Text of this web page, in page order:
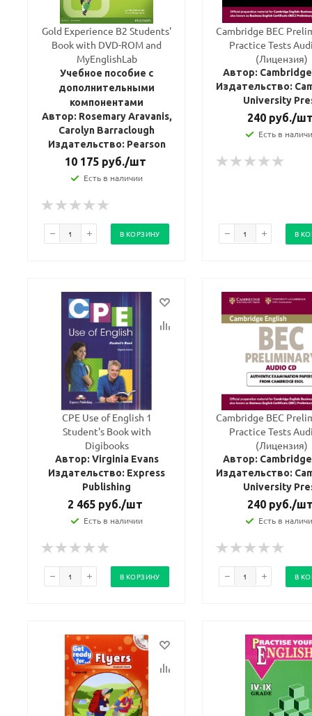
Gold Experience B2 Students'
Book with DVD-ROM and
MyEnglishLab
Учебное пособие с
дополнительными
компонентами
Автор: Rosemary Aravanis,
Carolyn Barraclough
Издательство: Pearson
10 175руб./шт
Есть в наличии
В КОРЗИНУ
Cambridge BEC
Practice Tests
(Лицензия)
Автор: Cambridge
Издательство:
University
240руб./
Есть в
В
CPE Use of English 1
Student's Book with
Digibooks
Автор: Virginia Evans
Издательство: Express
Publishing
2 465 руб./шт
Есть в наличии
В КОРЗИНУ
Cambridge BEC
Practice Tests
(Лицензия)
Автор: Cambridge
Издательство:
University
240руб./
Есть в
В